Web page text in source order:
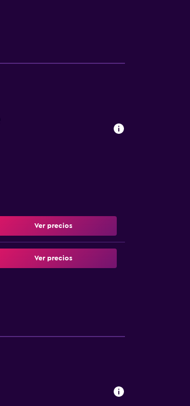
Ver precios
Ver precios